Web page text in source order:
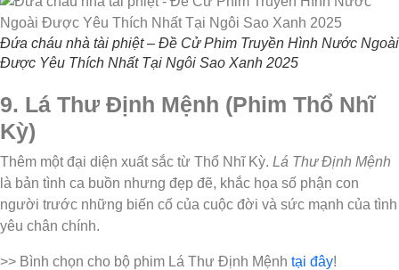
Đứa cháu nhà tài phiệt – Đề Cử Phim Truyền Hình Nước Ngoài
Được Yêu Thích Nhất Tại Ngôi Sao Xanh 2025
9. Lá Thư Định Mệnh (Phim Thổ Nhĩ
Kỳ)
Thêm một đại diện xuất sắc từ Thổ Nhĩ Kỳ. Lá Thư Định Mệnh
là bản tình ca buồn nhưng đẹp đẽ, khắc họa số phận con
người trước những biến cố của cuộc đời và sức mạnh của tình
yêu chân chính.
>> Bình chọn cho bộ phim Lá Thư Định Mệnh tại đây!